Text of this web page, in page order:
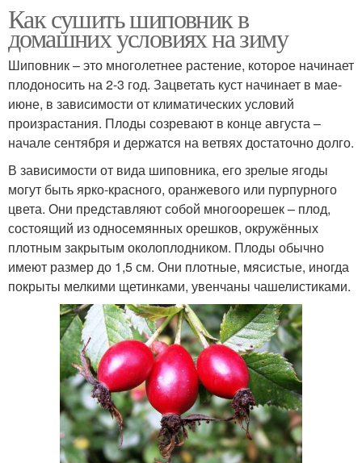
Как сушить шиповник в
домашних условиях на зиму
Шиповник – это многолетнее растение, которое начинает
плодоносить на 2-3 год. Зацветать куст начинает в мае-
июне, в зависимости от климатических условий
произрастания. Плоды созревают в конце августа –
начале сентября и держатся на ветвях достаточно долго.
В зависимости от вида шиповника, его зрелые ягоды
могут быть ярко-красного, оранжевого или пурпурного
цвета. Они представляют собой многоорешек – плод,
состоящий из односемянных орешков, окружённых
плотным закрытым околоплодником. Плоды обычно
имеют размер до 1,5 см. Они плотные, мясистые, иногда
покрыты мелкими щетинками, увенчаны чашелистиками.